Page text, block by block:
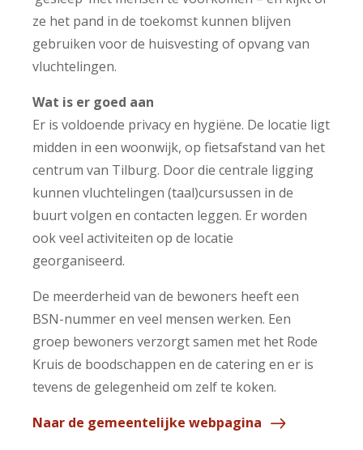
ze het pand in de toekomst kunnen blijven
gebruiken voor de huisvesting of opvang van
vluchtelingen.
Wat is er goed aan
Er is voldoende privacy en hygiëne. De locatie ligt
midden in een woonwijk, op fietsafstand van het
centrum van Tilburg. Door die centrale ligging
kunnen vluchtelingen (taal)cursussen in de
buurt volgen en contacten leggen. Er worden
ook veel activiteiten op de locatie
georganiseerd.
De meerderheid van de bewoners heeft een
BSN-nummer en veel mensen werken. Een
groep bewoners verzorgt samen met het Rode
Kruis de boodschappen en de catering en er is
tevens de gelegenheid om zelf te koken.
Naar de gemeentelijke webpagina